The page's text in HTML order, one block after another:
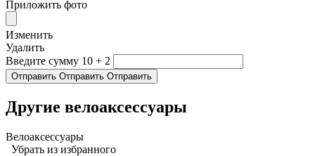
Приложить фото
Изменить
Удалить
Введите сумму 10 + 2
Отправить Отправить Отправить
Другие велоаксессуары
Велоаксессуары
Убрать из избранного